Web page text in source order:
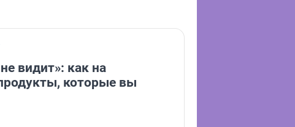
видит»: как на
которые вы